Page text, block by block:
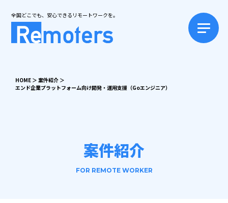
全国どこでも、安心できるリモートワークを。
HOME ＞ 案件紹介 ＞
エンド企業プラットフォーム向け開発・運用支援（Goエンジニア）
案件紹介
FOR REMOTE WORKER